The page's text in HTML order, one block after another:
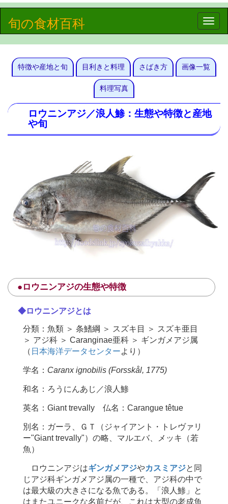
Toggle
旬の食材百科
特徴や産地と旬 目利きと料理 さばき方 画像一覧
料理写真
ロウニンアジ／浪人鯵：生態や特徴と産地
や旬
●ロウニンアジの生態や特徴
◆ロウニンアジとは
分類：魚類 ＞ 条鰭綱 ＞ スズキ目 ＞ スズキ亜目
＞ アジ科 ＞ Caranginae亜科 ＞ ギンガメアジ属
（ 日本海洋データセンターより）
学名： Caranx ignobilis (Forsskål, 1775)
和名：ろうにんあじ／浪人鯵
英名：Giant trevally 仏名：Carangue têtue
別名：ガーラ、ＧＴ（ジャイアント・トレヴァリ
ー"Giant trevally"）の略、マルエバ、メッキ（若
魚）
ロウニンアジはギンガメアジやカスミアジと同
じアジ科ギンガメアジ属の一種で、アジ科の中で
は最大級の大きさになる魚である。「浪人鯵」と
はまたユニークな名前だが、これは大型の老成魚